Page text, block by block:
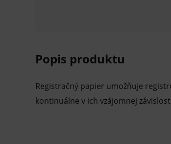
Popis produktu
Registračný papier umožňuje
kontinuálne v ich vzájomnej